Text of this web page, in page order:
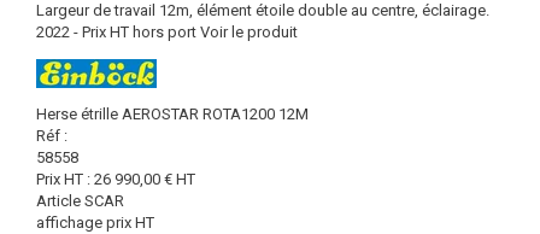
Largeur de travail 12m, élément étoile double au centre, éclairage.
2022 - Prix HT hors port Voir le produit
Herse étrille AEROSTAR ROTA1200 12M
Réf :
58558
Prix HT : 26 990,00 € HT
Article SCAR
affichage prix HT